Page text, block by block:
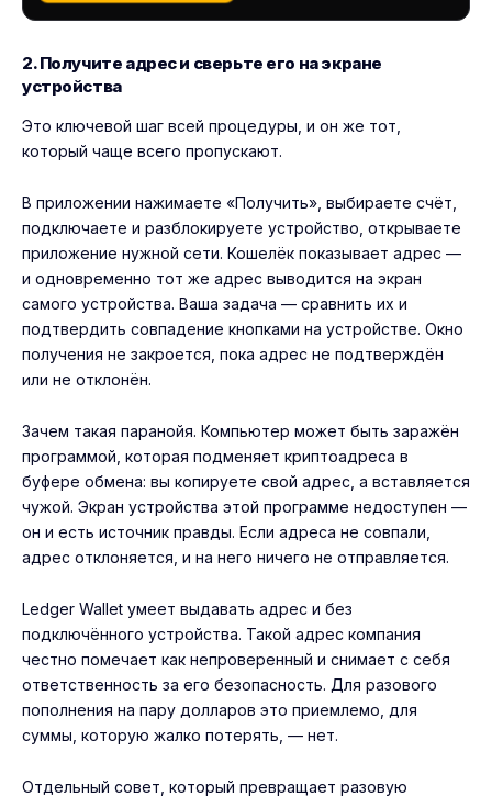
2. Получите адрес и сверьте его на экране
устройства
Это ключевой шаг всей процедуры, и он же тот,
который чаще всего пропускают.
В приложении нажимаете «Получить», выбираете счёт,
подключаете и разблокируете устройство, открываете
приложение нужной сети. Кошелёк показывает адрес —
и одновременно тот же адрес выводится на экран
самого устройства. Ваша задача — сравнить их и
подтвердить совпадение кнопками на устройстве. Окно
получения не закроется, пока адрес не подтверждён
или не отклонён.
Зачем такая паранойя. Компьютер может быть заражён
программой, которая подменяет криптоадреса в
буфере обмена: вы копируете свой адрес, а вставляется
чужой. Экран устройства этой программе недоступен —
он и есть источник правды. Если адреса не совпали,
адрес отклоняется, и на него ничего не отправляется.
Ledger Wallet умеет выдавать адрес и без
подключённого устройства. Такой адрес компания
честно помечает как непроверенный и снимает с себя
ответственность за его безопасность. Для разового
пополнения на пару долларов это приемлемо, для
суммы, которую жалко потерять, — нет.
Отдельный совет, который превращает разовую